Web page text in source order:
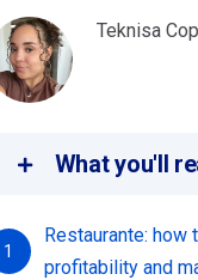
Teknisa
What you'll
1
Restaurante: how
profitability and